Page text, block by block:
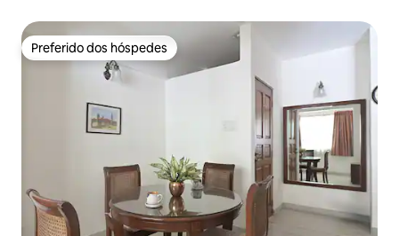
Preferido dos hóspedes
Preferido dos hóspedes